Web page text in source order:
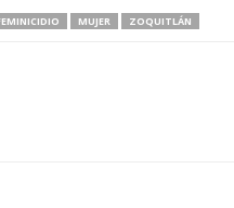
MUJER ZOQUITLÁN